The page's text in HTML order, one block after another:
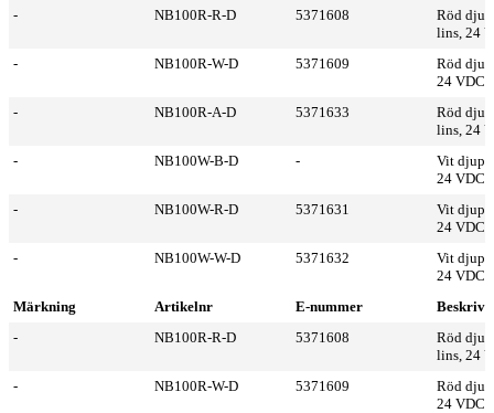
-
NB100R-R-D 5371608
Röd djup
lins, 24
-
NB100R-W-D 5371609
Röd
24 VDC
-
NB100R-A-D 5371633
Röd djup
lins, 24
-
NB100W-B-D -
Vit djup
24 VDC
-
NB100W-R-D 5371631
Vit djup
24 VDC
-
NB100W-W-D 5371632
Vit djup
24 VDC
Märkning
Artikelnr E-nummer
-
NB100R-R-D 5371608
Röd djup
lins, 24
-
NB100R-W-D 5371609
Röd
24 VDC